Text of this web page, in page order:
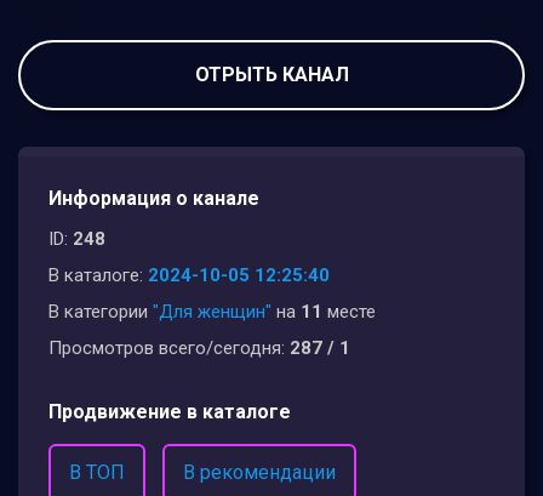
ОТРЫТЬ КАНАЛ
Информация о канале
ID: 248
В каталоге: 2024-10-05 12:25:40
В категории "Для женщин" на 11 месте
Просмотров всего/сегодня: 287 / 1
Продвижение в каталоге
В ТОП В рекомендации